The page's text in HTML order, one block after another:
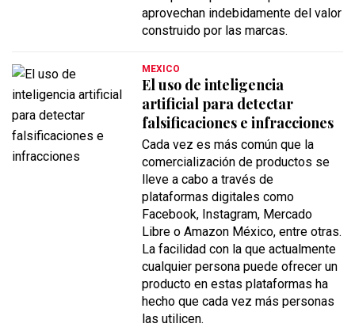
aprovechan indebidamente del valor
construido por las marcas.
MEXICO
El uso de inteligencia
artificial para detectar
falsificaciones e infracciones
Cada vez es más común que la
comercialización de productos se
lleve a cabo a través de
plataformas digitales como
Facebook, Instagram, Mercado
Libre o Amazon México, entre otras.
La facilidad con la que actualmente
cualquier persona puede ofrecer un
producto en estas plataformas ha
hecho que cada vez más personas
las utilicen.